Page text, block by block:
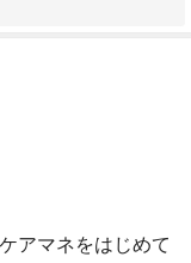
アマネをはじめて